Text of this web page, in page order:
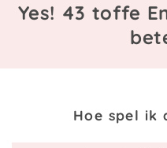
Yes! 43 toffe
Hoe spel ik